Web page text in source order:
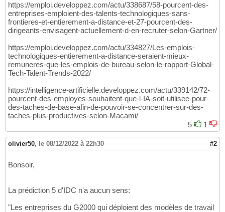
https://emploi.developpez.com/actu/338687/58-pourcent-des-
entreprises-emploient-des-talents-technologiques-sans-
frontieres-et-entierement-a-distance-et-27-pourcent-des-
dirigeants-envisagent-actuellement-d-en-recruter-selon-Gartner/
https://emploi.developpez.com/actu/334827/Les-emplois-
technologiques-entierement-a-distance-seraient-mieux-
remuneres-que-les-emplois-de-bureau-selon-le-rapport-Global-
Tech-Talent-Trends-2022/
https://intelligence-artificielle.developpez.com/actu/339142/72-
pourcent-des-employes-souhaitent-que-l-IA-soit-utilisee-pour-
des-taches-de-base-afin-de-pouvoir-se-concentrer-sur-des-
taches-plus-productives-selon-Macami/
5
1
olivier50, le 08/12/2022 à 22h30 #2
Bonsoir,
La prédiction 5 d'IDC n'a aucun sens:
"Les entreprises du G2000 qui déploient des modèles de travail